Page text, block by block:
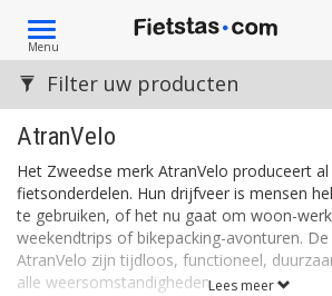
Toggle
navigation
Menu
AtranVelo
Het Zweedse merk AtranVelo produceert
fietsonderdelen. Hun drijfveer is mensen
te gebruiken, of het nu gaat om woon-
weekendtrips of bikepacking-avonturen.
AtranVelo zijn tijdloos, functioneel,
alle weersomstandigheden.Lees meer
Filter uw producten